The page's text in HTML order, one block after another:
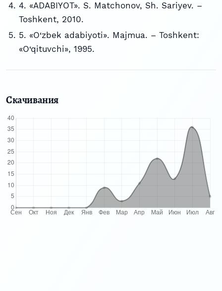
4. «ADABIYOT». S. Matchonov, Sh. Sariyev. –
Toshkent, 2010.
5. «O‘zbek adabiyoti». Majmua. – Toshkent:
«O‘qituvchi», 1995.
Скачивания